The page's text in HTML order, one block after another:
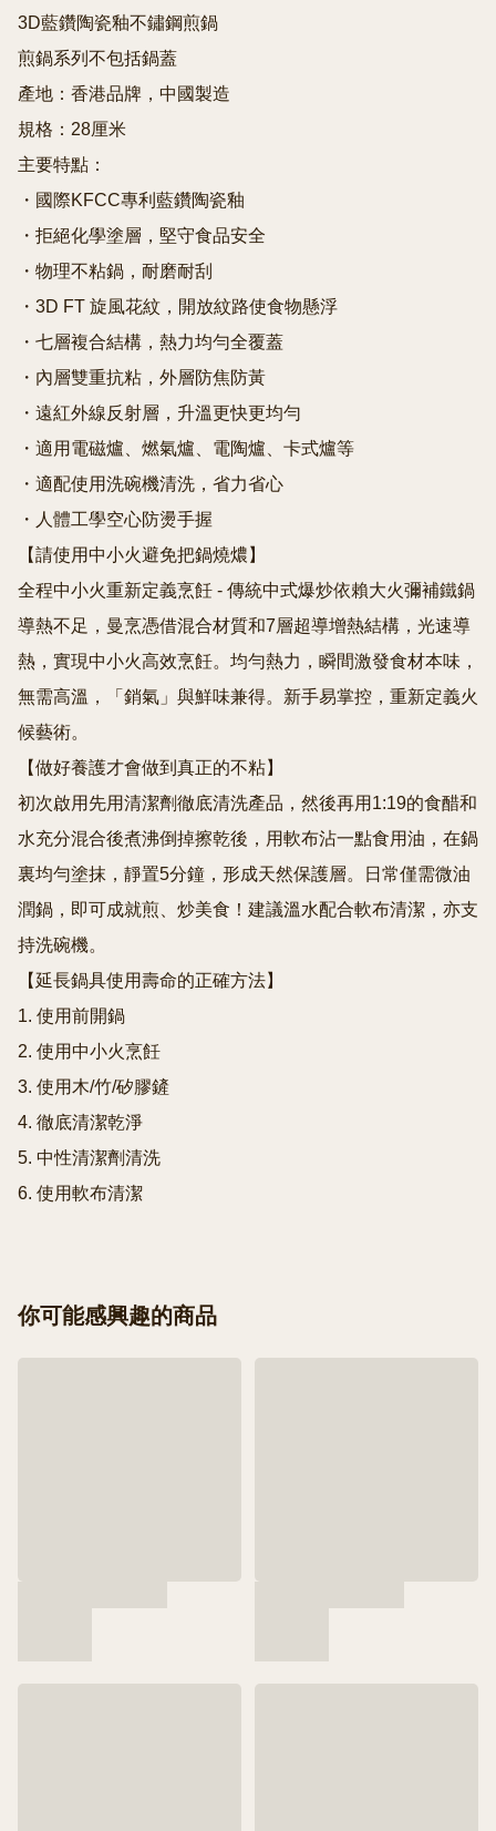
3D藍鑽陶瓷釉不鏽鋼煎鍋
煎鍋系列不包括鍋蓋
產地：香港品牌，中國製造
規格：28厘米
主要特點：
・國際KFCC專利藍鑽陶瓷釉
・拒絕化學塗層，堅守食品安全
・物理不粘鍋，耐磨耐刮
・3D FT 旋風花紋，開放紋路使食物懸浮
・七層複合結構，熱力均勻全覆蓋
・內層雙重抗粘，外層防焦防黃
・遠紅外線反射層，升溫更快更均勻
・適用電磁爐、燃氣爐、電陶爐、卡式爐等
・適配使用洗碗機清洗，省力省心
・人體工學空心防燙手握
【請使用中小火避免把鍋燒燶】
全程中小火重新定義烹飪 - 傳統中式爆炒依賴大火彌補鐵鍋
導熱不足，曼烹憑借混合材質和7層超導增熱結構，光速導
熱，實現中小火高效烹飪。均勻熱力，瞬間激發食材本味，
無需高溫，「銷氣」與鮮味兼得。新手易掌控，重新定義火
候藝術。
【做好養護才會做到真正的不粘】
初次啟用先用清潔劑徹底清洗產品，然後再用1:19的食醋和
水充分混合後煮沸倒掉擦乾後，用軟布沾一點食用油，在鍋
裏均勻塗抹，靜置5分鐘，形成天然保護層。日常僅需微油
潤鍋，即可成就煎、炒美食！建議溫水配合軟布清潔，亦支
持洗碗機。
【延長鍋具使用壽命的正確方法】
1. 使用前開鍋
2. 使用中小火烹飪
3. 使用木/竹/矽膠鏟
4. 徹底清潔乾淨
5. 中性清潔劑清洗
你可能感興趣的商品